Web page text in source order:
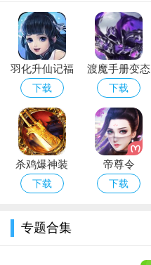
游戏特色：
羽化升仙记福
利版
下载
渡魔手册变态
版
下载
杀鸡爆神装
下载
帝尊令
下载
专题合集